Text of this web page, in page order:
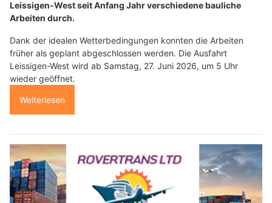
Leissigen-West seit Anfang Jahr verschiedene bauliche
Arbeiten durch.
Dank der idealen Wetterbedingungen konnten die Arbeiten
früher als geplant abgeschlossen werden. Die Ausfahrt
Leissigen-West wird ab Samstag, 27. Juni 2026, um 5 Uhr
wieder geöffnet.
Weiterlesen